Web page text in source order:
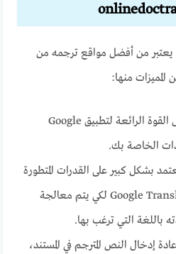
أفضل مواقع ترجمه من
المميزات منها:
Doc Translator يستعمل القوة الرائعة لتطبيق Google
بشكل كبير على القدرات المتطورة
بشكل مستمر لخدمة Google Translate لكي يتم معالجة
باللغة التي ترغب بها.
إدخال النص المترجم في المستند،